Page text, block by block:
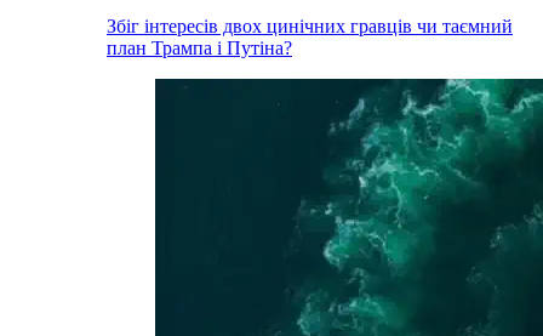
Збіг інтересів двох цинічних гравців чи таємний
план Трампа і Путіна?